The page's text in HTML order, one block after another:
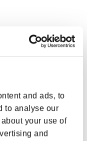
and ads, to
to analyse our
your use of
and